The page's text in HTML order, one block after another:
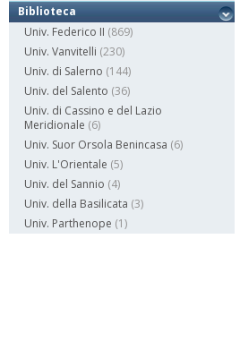
Biblioteca
Univ. Federico II (869)
Univ. Vanvitelli (230)
Univ. di Salerno (144)
Univ. del Salento (36)
Univ. di Cassino e del Lazio
Meridionale (6)
Univ. Suor Orsola Benincasa (6)
Univ. L'Orientale (5)
Univ. del Sannio (4)
Univ. della Basilicata (3)
Univ. Parthenope (1)